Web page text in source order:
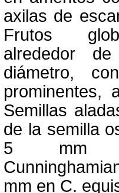
axilas de
Frutos
alrededor
diámetro,
prominentes,
Semillas
de la semilla
5 mm
mm en C.